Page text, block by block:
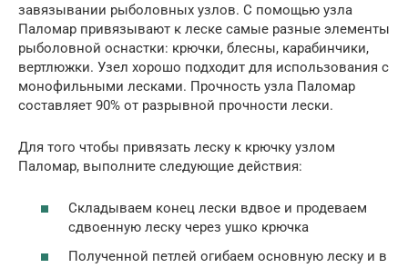
завязывании рыболовных узлов. С помощью узла
Паломар привязывают к леске самые разные элементы
рыболовной оснастки: крючки, блесны, карабинчики,
вертлюжки. Узел хорошо подходит для использования с
монофильными лесками. Прочность узла Паломар
составляет 90% от разрывной прочности лески.
Для того чтобы привязать леску к крючку узлом
Паломар, выполните следующие действия:
Складываем конец лески вдвое и продеваем
сдвоенную леску через ушко крючка
Полученной петлей огибаем основную леску и в